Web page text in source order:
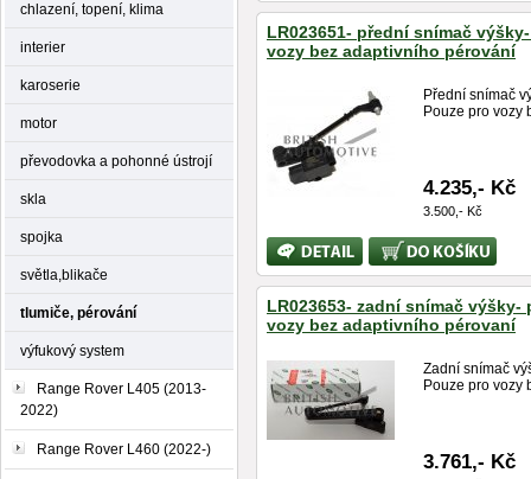
chlazení, topení, klima
interier
karoserie
motor
převodovka a pohonné ústrojí
skla
spojka
světla,blikače
tlumiče, pérování
výfukový system
Range Rover L405 (2013-
2022)
Range Rover L460 (2022-)
LR023651- přední snímač
vozy bez adaptivního pérování
Přední snímač
Pouze pro vozy
4.235,- Kč
3.500,- Kč
Bližší
informace
Koupit
LR023653- zadní snímač výšky-
vozy bez adaptivního pérovaní
Zadní snímač
Pouze pro vozy
3.761,- Kč